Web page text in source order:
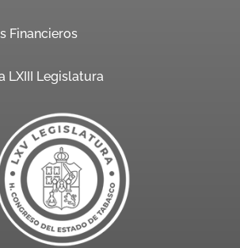
Financieros
LXIII Legislatura